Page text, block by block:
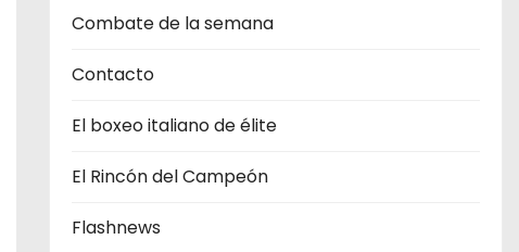
Combate de la semana
Contacto
El boxeo italiano de élite
El Rincón del Campeón
Flashnews